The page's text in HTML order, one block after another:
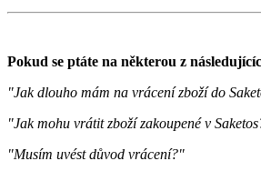
Pokud se ptáte na některou z
"Jak dlouho mám na vrácení zboží do
"Jak mohu vrátit zboží zakoupené v
"Musím uvést důvod vrácení?"